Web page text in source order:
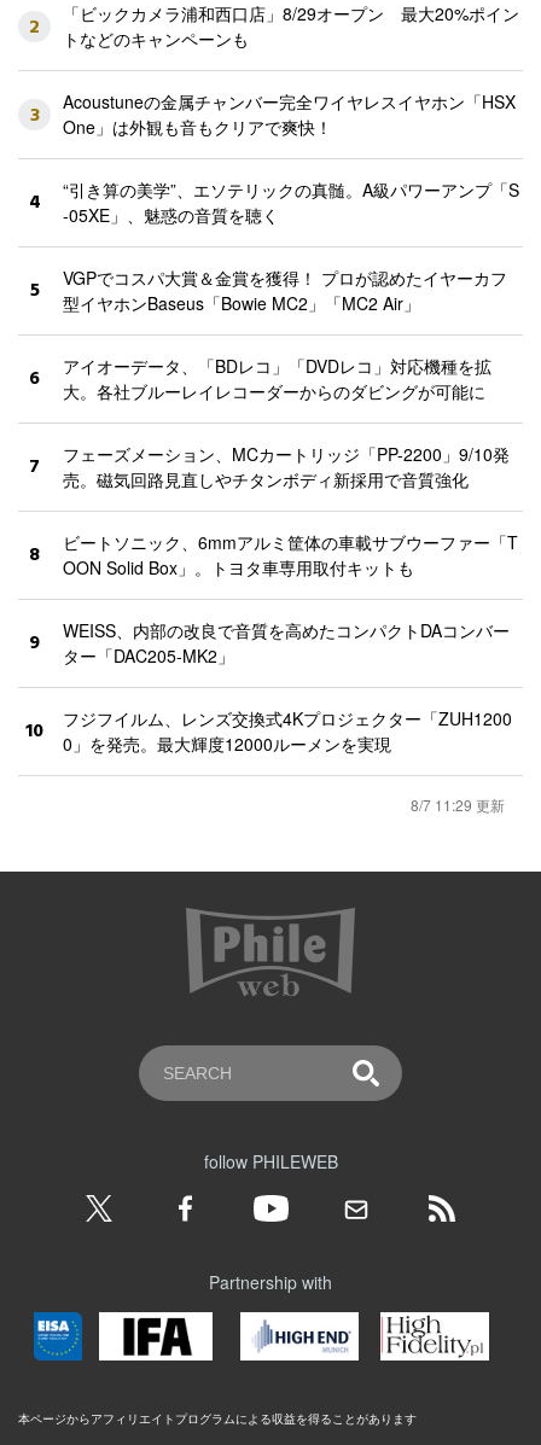
2
「ビックカメラ浦和西口店」8/29オープン 最大20%ポイン
トなどのキャンペーンも
3
Acoustuneの金属チャンバー完全ワイヤレスイヤホン「HSX
One」は外観も音もクリアで爽快！
4
“引き算の美学”、エソテリックの真髄。A級パワーアンプ「S
-05XE」、魅惑の音質を聴く
5
VGPでコスパ大賞＆金賞を獲得！ プロが認めたイヤーカフ
型イヤホンBaseus「Bowie MC2」「MC2 Air」
6
アイオーデータ、「BDレコ」「DVDレコ」対応機種を拡
大。各社ブルーレイレコーダーからのダビングが可能に
7
フェーズメーション、MCカートリッジ「PP-2200」9/10発
売。磁気回路見直しやチタンボディ新採用で音質強化
8
ビートソニック、6mmアルミ筐体の車載サブウーファー「T
OON Solid Box」。トヨタ車専用取付キットも
9
WEISS、内部の改良で音質を高めたコンパクトDAコンバー
ター「DAC205-MK2」
10
フジフイルム、レンズ交換式4Kプロジェクター「ZUH1200
0」を発売。最大輝度12000ルーメンを実現
8/7 11:29 更新
follow PHILEWEB
Partnership with
本ページからアフィリエイトプログラムによる収益を得ることがあります